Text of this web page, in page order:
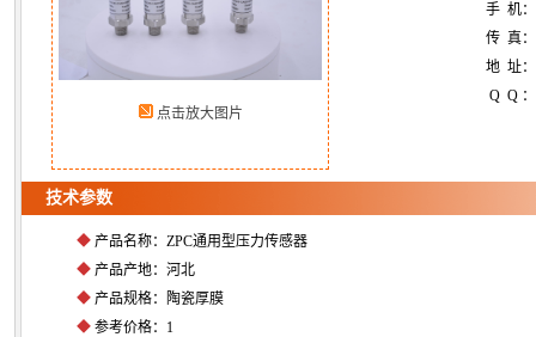
点击放大图片
手 机：
传 真
地 址：
Q Q ：
技术参数
◆ 产品名称：ZPC通用型压力传感器
◆ 产品产地：河北
◆ 产品规格：陶瓷厚膜
◆ 参考价格：1